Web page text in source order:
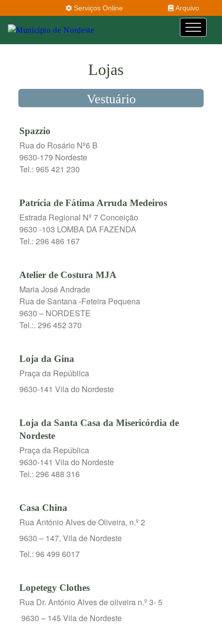
Serviços Online Arquivo
Lojas
Vestuário
Spazzio
Rua do Rosário Nº6 B
9630-179 Nordeste
Tel.: 965 421 230
Patrícia de Fátima Arruda Medeiros
Estrada Regional Nº 7 Conceição
9630 -103 LOMBA DA FAZENDA
Tel.: 296 486 167
Atelier de Costura MJA
Maria José Andrade
Rua de Santana -Feteira Pequena
9630 – NORDESTE
Tel.:. 296 452 370
Loja da Gina
Praça da República
9630-141 Vila do Nordeste
Loja da Santa Casa da Misericórdia de
Nordeste
Praça da República
9630-141 Vila do Nordeste
Tel.: 296 488 316
Casa China
Rua António Alves de Oliveira, n.º 2
9630 – 147, Vila de Nordeste
Tel.: 96 499 6017
Lopetegy Clothes
Rua Dr. António Alves de oliveira n.º 3- 5
9630 – 145 Vila de Nordeste